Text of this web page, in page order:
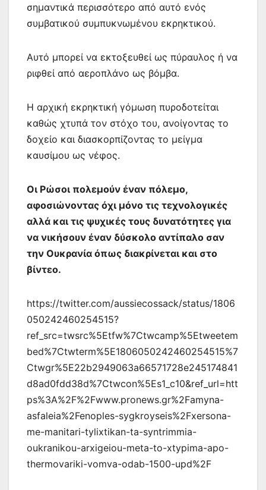
σημαντικά περισσότερο από αυτό ενός
συμβατικού συμπυκνωμένου εκρηκτικού.
Αυτό μπορεί να εκτοξευθεί ως πύραυλος ή να
ριφθεί από αεροπλάνο ως βόμβα.
Η αρχική εκρηκτική γόμωση πυροδοτείται
καθώς χτυπά τον στόχο του, ανοίγοντας το
δοχείο και διασκορπίζοντας το μείγμα
καυσίμου ως νέφος.
Οι Ρώσοι πολεμούν έναν πόλεμο,
αφοσιώνοντας όχι μόνο τις τεχνολογικές
αλλά και τις ψυχικές τους δυνατότητες για
να νικήσουν έναν δύσκολο αντίπαλο σαν
την Ουκρανία όπως διακρίνεται και στο
βίντεο.
https://twitter.com/aussiecossack/status/1806
050242460254515?
ref_src=twsrc%5Etfw%7Ctwcamp%5Etweetem
bed%7Ctwterm%5E1806050242460254515%7
Ctwgr%5E22b2949063a66571728e245174841
d8ad0fdd38d%7Ctwcon%5Es1_c10&ref_url=htt
ps%3A%2F%2Fwww.pronews.gr%2Famyna-
asfaleia%2Fenoples-sygkroyseis%2Fxersona-
me-manitari-tylixtikan-ta-syntrimmia-
oukranikou-arxigeiou-meta-to-xtypima-apo-
thermovariki-vomva-odab-1500-upd%2F